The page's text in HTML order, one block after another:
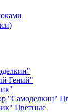
Гений"
"Самоделкин"
Цветные